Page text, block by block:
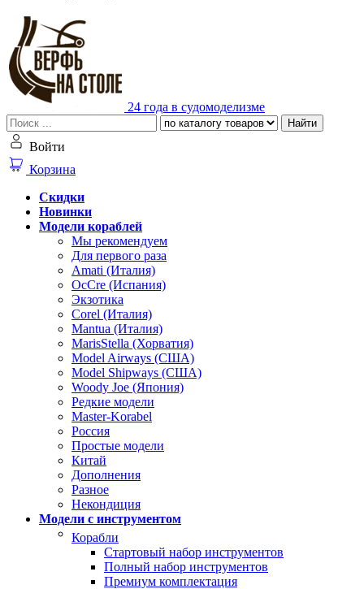
24 года в судомоделизме
Найти
Войти
Корзина
Скидки
Новинки
Модели кораблей
Мы рекомендуем
Для первого раза
Amati (Италия)
OcCre (Испания)
Экзотика
Corel (Италия)
Mantua (Италия)
MarisStella (Хорватия)
Model Airways (США)
Model Shipways (США)
Woody Joe (Япония)
Редкие модели
Master-Korabel
Россия
Простые модели
Китай
Дополнения
Разное
Некондиция
Модели с инструментом
Корабли
Стартовый набор инструментов
Полный набор инструментов
Премиум комплектация